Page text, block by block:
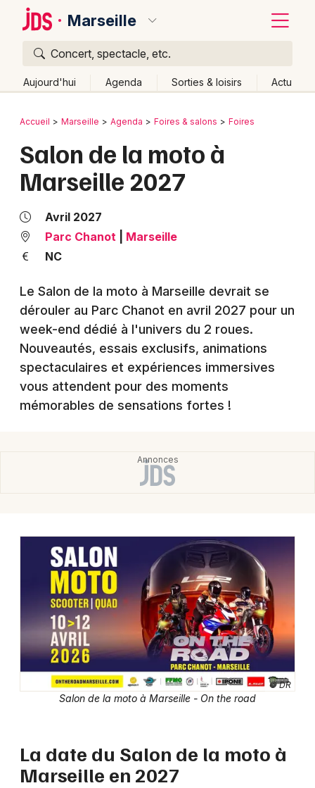
Marseille
Concert, spectacle, etc.
Aujourd'hui Agenda Sorties & loisirs Actu
Publier un événement
Grands événements
Activité & Expérience
Foires & salons
Spectacles
Sports
Sorties & loisirs
Foires dans les Bouches du Rhône
Foires en Provence-Alpes-Côte-d'Azur
Newsletter des sorties
Actus à Marseille
Bordeaux
Colmar
Lyon
Marseille
Mulhouse
Montpellier
Nantes
Nice
Paris
Retour
Accueil Marseille Agenda Foires & salons Foires
Salon de la moto à
Marseille 2027
Avril 2027
Parc Chanot
Marseille
NC
Le Salon de la moto à Marseille devrait se
dérouler au Parc Chanot en avril 2027 pour un
week-end dédié à l'univers du 2 roues.
Nouveautés, essais exclusifs, animations
spectaculaires et expériences immersives
vous attendent pour des moments
mémorables de sensations fortes !
© DR
Salon de la moto à Marseille - On the road
La date du Salon de la moto à
Marseille en 2027
Quoi ?
Où ?
Provence-Alpes-Côte-d'Azur
Partout
Près de moi
Changer de lieu
Demain